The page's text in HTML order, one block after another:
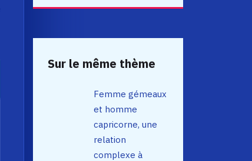
Sur le même thème
Femme gémeaux
et homme
capricorne, une
relation
complexe à